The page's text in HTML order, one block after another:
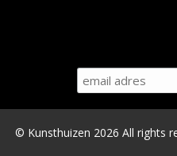
© Kunsthuizen 2026 All rights